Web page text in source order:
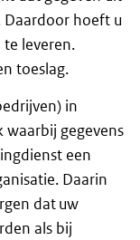
Daardoor hoeft u
leveren.
toeslag.
in
waarbij gegevens
een
Daarin
dat uw
als bij